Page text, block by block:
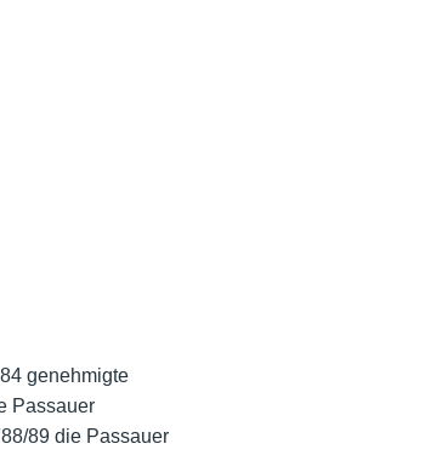
genehmigte
Passauer
89 die Passauer